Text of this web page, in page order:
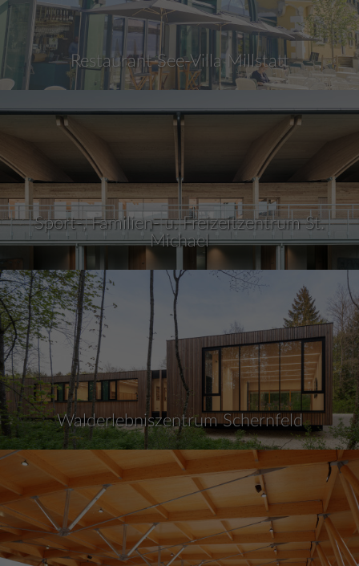
Restaurant See-Villa Millstatt
Sport-, Familien- u. Freizeitzentrum St.
Michael
Walderlebniszentrum Schernfeld